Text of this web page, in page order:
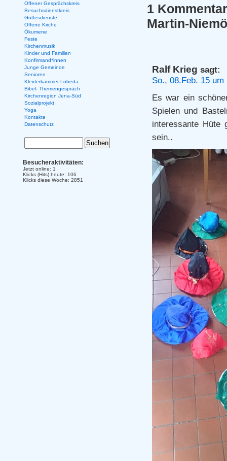
1
Martin-
Ralf Krieg sagt:
So., 08.Feb. 15 um
Es war ein
Spielen und
interessante Hüte
sein..
Offener Gesprächskreis
Besuchsdienstkreis
Gottesdienste
Offene Kirche
Ökumene
Feste
Kirchenmusik
Kinder und Familien
Konfirmand*innen
Junge Gemeinde
Senioren
Kleiderkammer Lobeda
Bibel- Themengespräch
Kirchenregion Jena-Süd
Sozialprojekt
Yoga
Kontakte
Datenschutz
Besucheraktivitäten:
Jetzt online: 1
Klicks (Hits) heute: 106
Klicks diese Woche: 2851